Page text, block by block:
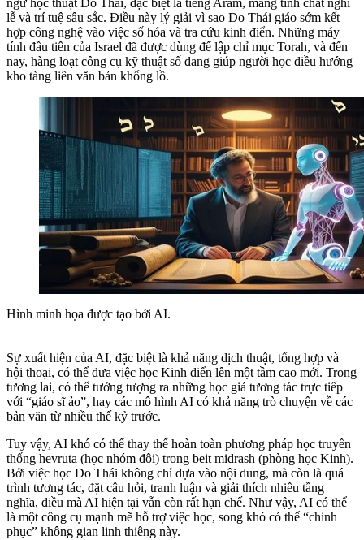
lễ và trí tuệ sâu sắc. Điều này lý giải vì sao Do Thái giáo sớm kết
hợp công nghệ vào việc số hóa và tra cứu kinh điển. Những máy
tính đầu tiên của Israel đã được dùng để lập chỉ mục Torah, và đến
nay, hàng loạt công cụ kỹ thuật số đang giúp người học điều hướng
kho tàng liên văn bản khổng lồ.
Hình minh họa được tạo bởi AI.
Sự xuất hiện của AI, đặc biệt là khả năng dịch thuật, tổng hợp và
hội thoại, có thể đưa việc học Kinh điển lên một tầm cao mới. Trong
tương lai, có thể tưởng tượng ra những học giả tương tác trực tiếp
với “giáo sĩ ảo”, hay các mô hình AI có khả năng trò chuyện về các
bản văn từ nhiều thế kỷ trước.
Tuy vậy, AI khó có thể thay thế hoàn toàn phương pháp học truyền
thống hevruta (học nhóm đôi) trong beit midrash (phòng học Kinh).
Bởi việc học Do Thái không chỉ dựa vào nội dung, mà còn là quá
trình tương tác, đặt câu hỏi, tranh luận và giải thích nhiều tầng
nghĩa, điều mà AI hiện tại vẫn còn rất hạn chế. Như vậy, AI có thể
là một công cụ mạnh mẽ hỗ trợ việc học, song khó có thể “chinh
phục” không gian linh thiêng này.